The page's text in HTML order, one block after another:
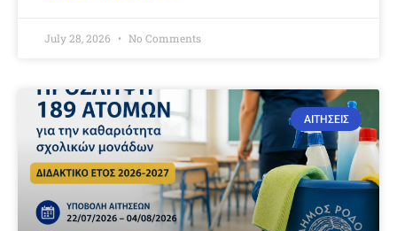
July 28, 2026 No Comments
ΑΙΤΗΣΕΙΣ